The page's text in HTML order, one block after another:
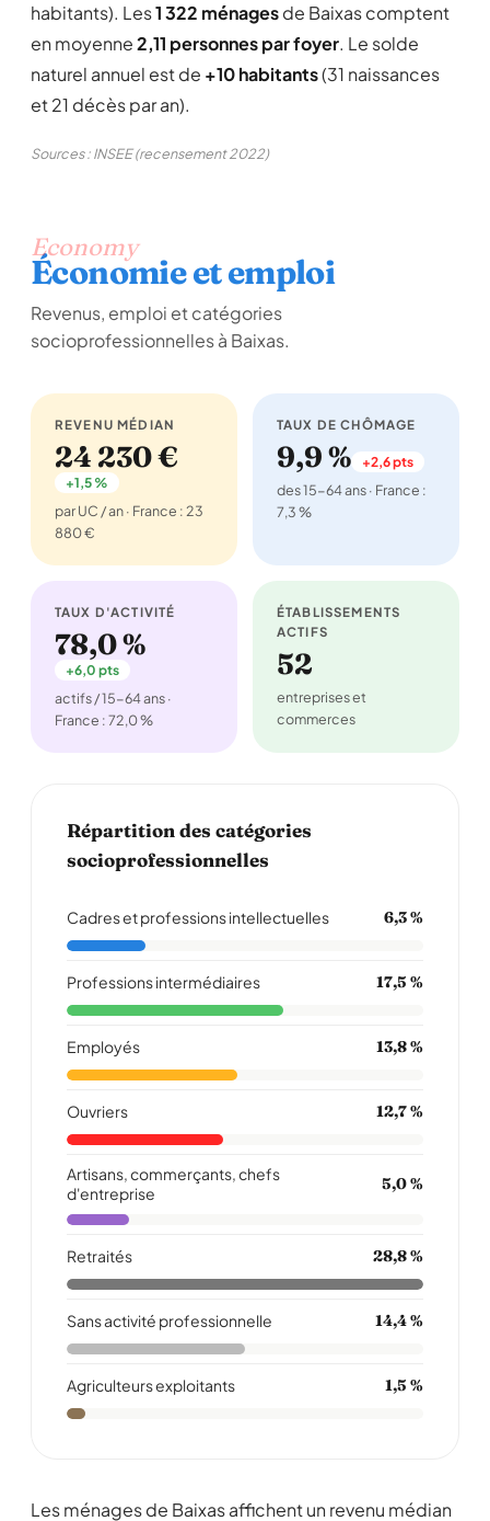
habitants). Les1 322 ménagesde Baixas comptent
en moyenne2,11 personnes par foyer. Le solde
naturel annuel est de +10 habitants(31 naissances
et 21 décès par an).
Sources : INSEE (recensement 2022)
Economy
Économie et emploi
Revenus, emploi et catégories
socioprofessionnelles à Baixas.
REVENU MÉDIAN
24 230 €
+1,5 %
par UC / an · France : 23
880 €
TAUX DE CHÔMAGE
9,9 % +2,6 pts
des 15-64 ans · France :
7,3 %
TAUX D'ACTIVITÉ
78,0 %
+6,0 pts
actifs / 15-64 ans ·
France : 72,0 %
ÉTABLISSEMENTS
ACTIFS
52
entreprises et
commerces
Répartition des catégories
socioprofessionnelles
Cadres et professions intellectuelles 6,3 %
Professions intermédiaires 17,5 %
Employés 13,8 %
Ouvriers 12,7 %
Artisans, commerçants, chefs
d'entreprise
5,0 %
Retraités 28,8 %
Sans activité professionnelle 14,4 %
Agriculteurs exploitants 1,5 %
Les ménages de Baixas affichent un revenu médian